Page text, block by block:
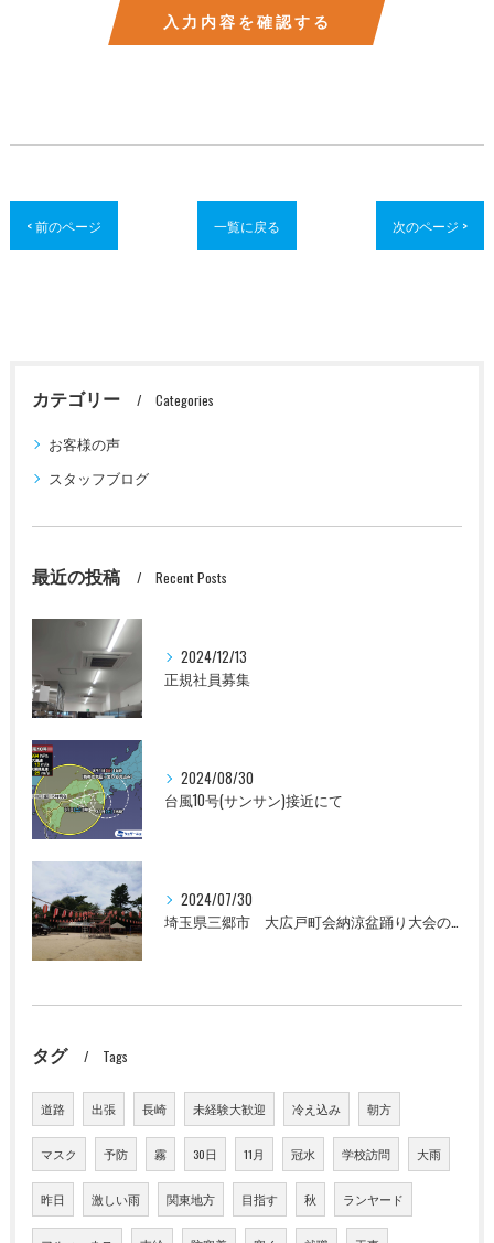
< 前のページ 一覧に戻る 次のページ >
カテゴリー Categories
お客様の声
スタッフブログ
最近の投稿 Recent Posts
2024/12/13
正規社員募集
2024/08/30
台風10号(サンサン)接近にて
2024/07/30
埼玉県三郷市 大広戸町会納涼盆踊り大会のお知らせ 2024
タグ Tags
道路 出張 長崎 未経験大歓迎 冷え込み 朝方
マスク 予防 霧 30日 11月 冠水 学校訪問 大雨
昨日 激しい雨 関東地方 目指す 秋 ランヤード